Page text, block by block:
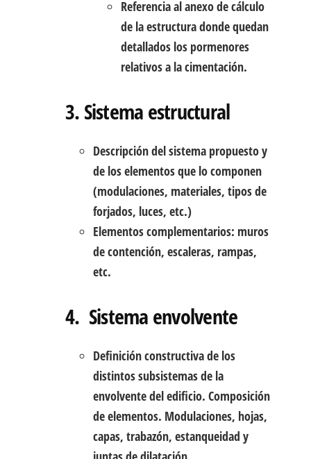
Referencia al anexo de cálculo
de la estructura donde quedan
detallados los pormenores
relativos a la cimentación.
3. Sistema estructural
Descripción del sistema propuesto y
de los elementos que lo componen
(modulaciones, materiales, tipos de
forjados, luces, etc.)
Elementos complementarios: muros
de contención, escaleras, rampas,
etc.
4. Sistema envolvente
Definición constructiva de los
distintos subsistemas de la
envolvente del edificio. Composición
de elementos. Modulaciones, hojas,
capas, trabazón, estanqueidad y